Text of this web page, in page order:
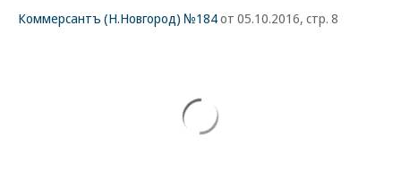
Коммерсантъ (Н.Новгород) №184от 05.10.2016, стр. 8